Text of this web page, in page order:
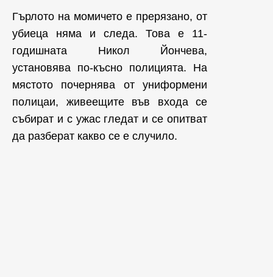
Гърлото на момичето е прерязано, от
убиеца няма и следа. Това е 11-
годишната Никол Йончева,
установява по-късно полицията. На
мястото почернява от униформени
полицаи, живеещите във входа се
събират и с ужас гледат и се опитват
да разберат какво се е случило.